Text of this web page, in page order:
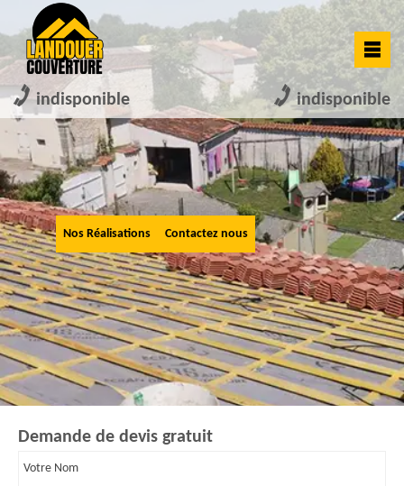
indisponible indisponible
Nos Réalisations Contactez nous
Demande de devis gratuit